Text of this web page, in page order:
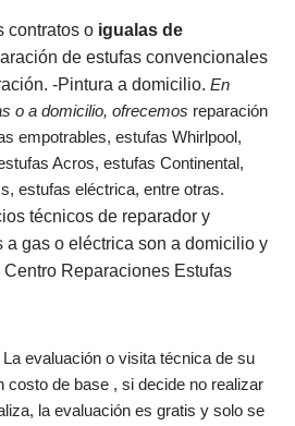
contratos o igualas de
de estufas convencionales
-Pintura a domicilio. En
o a domicilio, ofrecemos reparación
empotrables, estufas Whirlpool,
Acros, estufas Continental,
estufas eléctrica, entre otras.
técnicos de reparador y
a gas o eléctrica son a domicilio y
Reparaciones Estufas
La evaluación o visita técnica de su
costo de base , si decide no realizar
la evaluación es gratis y solo se